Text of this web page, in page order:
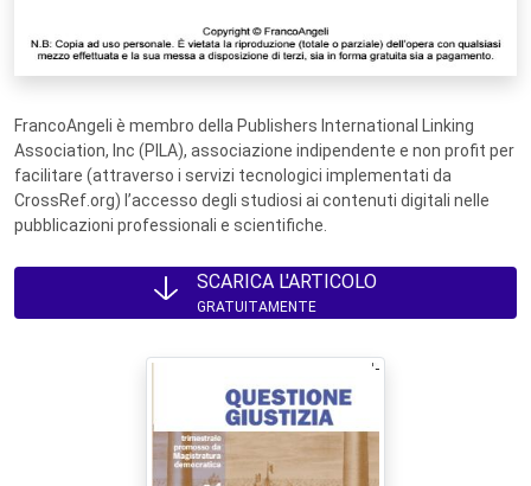
FrancoAngeli è membro della Publishers International Linking
Association, Inc (PILA), associazione indipendente e non profit per
facilitare (attraverso i servizi tecnologici implementati da
CrossRef.org) l’accesso degli studiosi ai contenuti digitali nelle
pubblicazioni professionali e scientifiche.
SCARICA L'ARTICOLO
GRATUITAMENTE